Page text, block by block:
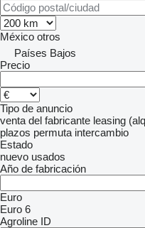
México otros
Países Bajos
Precio
Tipo de anuncio
venta del fabricante leasing
plazos permuta intercambio
Estado
nuevo usados
Año de fabricación
Euro
Euro 6
Agroline ID